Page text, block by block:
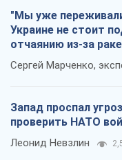
"Мы уже
Украине не стоит
отчаянию из-за
Сергей Марченко,
Запад проспал
проверить НАТО
Леонид Невзлин